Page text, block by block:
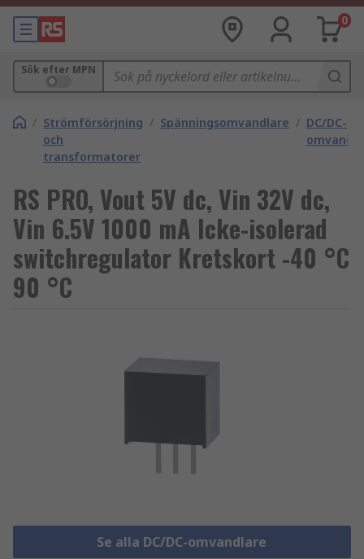
0
Sök efter MPN
/ Strömförsörjning
och
transformatorer
/ Spänningsomvandlare / DC/DC-
RS PRO, Vout 5V dc, Vin 32V dc,
Vin 6.5V 1000 mA Icke-isolerad
switchregulator Kretskort -40 °C
90 °C
Se alla DC/DC-omvandlare